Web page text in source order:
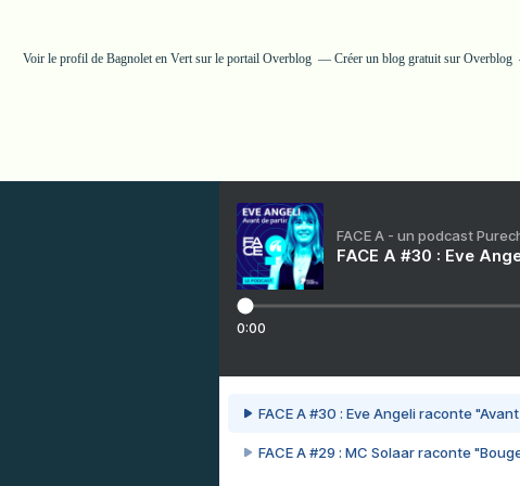
Voir le profil de Bagnolet en Vertsur le portail Overblog Créer un blog gratuit sur Overblog
FACE A - un podcast
FACE A #30 : Eve
0:00
FACE A #30 : Eve Angeli raconte
FACE A #29 : MC Solaar raconte